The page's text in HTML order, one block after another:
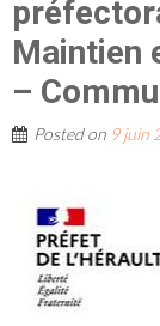
Maintien
–
Posted on 9 juin